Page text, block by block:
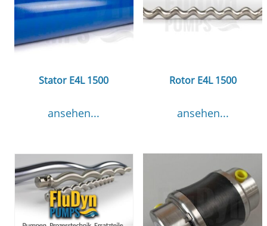
Stator E4L 1500
ansehen...
Rotor E4L 1500
ansehen...